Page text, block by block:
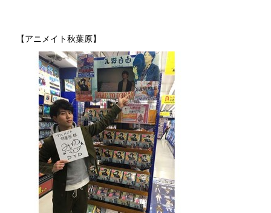
【アニメイト秋葉原】